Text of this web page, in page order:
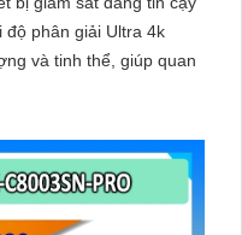
và tinh thể, giúp quan